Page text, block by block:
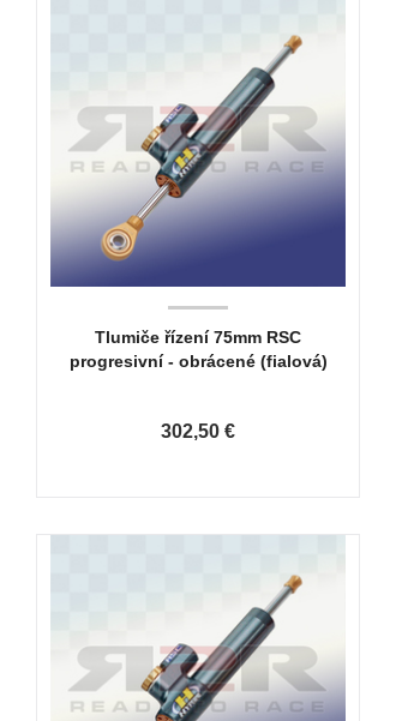
Tlumiče řízení 75mm RSC
progresivní - obrácené (fialová)
302,50 €